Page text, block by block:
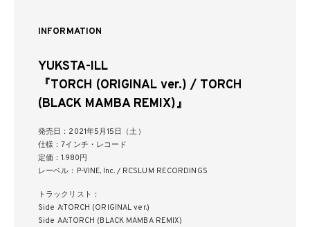
INFORMATION
YUKSTA-ILL
『TORCH (ORIGINAL ver.) / TORCH
(BLACK MAMBA REMIX)』
発売日：2021年5月15日（土）
仕様：7インチ・レコード
定価：1.980円
レーベル：P-VINE, Inc. / RCSLUM RECORDINGS
トラックリスト：
Side A:TORCH (ORIGINAL ver.)
Side AA:TORCH (BLACK MAMBA REMIX)